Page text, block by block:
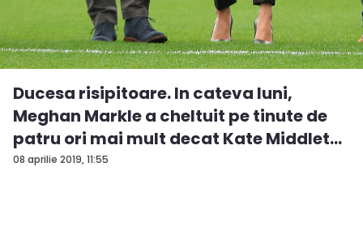
08 aprilie 2019, 11:55
Ducesa risipitoare. In cateva luni,
Meghan Markle a cheltuit pe tinute de
patru ori mai mult decat Kate Middlet...